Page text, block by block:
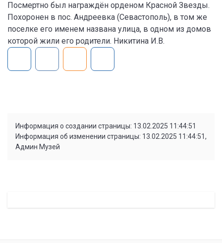
Посмертно был награждён орденом Красной Звезды.
Похоронен в пос. Андреевка (Севастополь), в том же
поселке его именем названа улица, в одном из домов
которой жили его родители. Никитина И.В.
Информация о создании страницы: 13.02.2025 11:44:51
Информация об изменении страницы: 13.02.2025 11:44:51,
Админ Музей